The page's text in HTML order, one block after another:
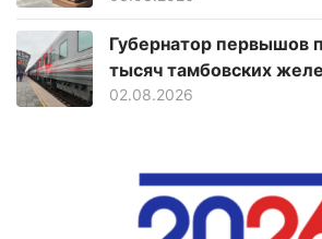
Губернатор первышов
тысяч тамбовских
02.08.2026